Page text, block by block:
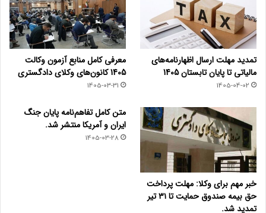
تمدید مهلت ارسال اظهارنامه‌های
مالیاتی تا پایان تابستان 1405
1405-04-02
معرفی کامل منابع آزمون وکالت
1405 کانون‌های وکلای دادگستری
1405-03-31
خبر مهم برای وکلا: مهلت پرداخت
حق بیمه صندوق حمایت تا ۳۱ تیر
تمدید شد.
متن کامل تفاهم‌نامه پایان جنگ
ایران و آمریکا منتشر شد.
1405-03-28